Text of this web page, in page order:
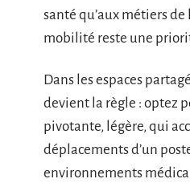
santé qu’aux métiers de
mobilité reste une
Dans les espaces
devient la règle : optez
pivotante, légère, qui
déplacements d’un
environnements